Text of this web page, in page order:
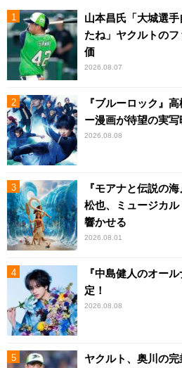
山本昌氏「大城選
たね」ヤクルトの
価
2026.08.07
『ブルーロック』
ー漫画が待望の実写
2026.08.08
『モアナと伝説の
松也、ミュージカ
響かせる
2026.08.01
『中島健人のオー
定！
2026.08.08
ヤクルト、奥川の